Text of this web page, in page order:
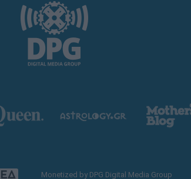
Monetized by DPG Digital Media Group